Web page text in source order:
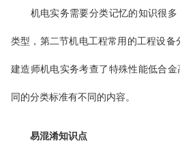
机电实务需要分类记忆的知识很多
类型，第二节机电工程常用的工程设备
建造师机电实务考查了特殊性能低合
同的分类标准有不同的内容。
易混淆知识点